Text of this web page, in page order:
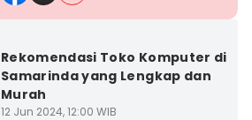
Rekomendasi Toko Komputer di
Samarinda yang Lengkap dan
Murah
12 Jun 2024, 12:00 WIB